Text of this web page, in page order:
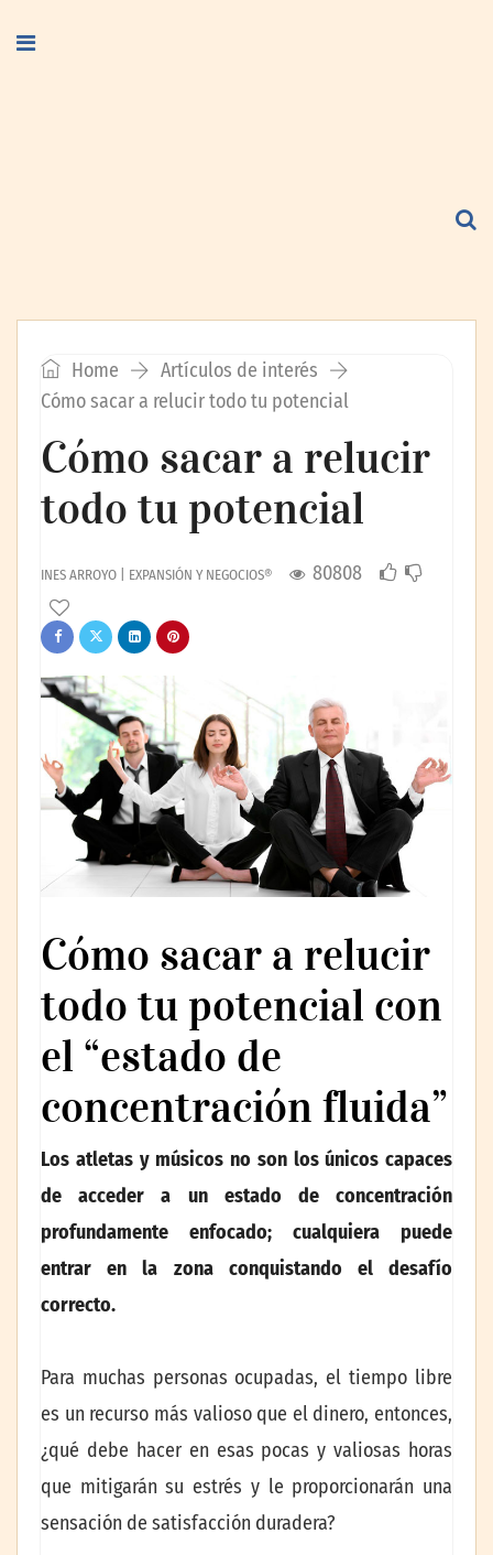
Home
Artículos de interés
Cómo sacar a relucir todo tu potencial
Cómo sacar a relucir
todo tu potencial
INES ARROYO | EXPANSIÓN Y NEGOCIOS® 80808
Cómo sacar a relucir
todo tu potencial con
el “estado de
concentración fluida”
Los atletas y músicos no son los únicos capaces
de acceder a un estado de concentración
profundamente enfocado; cualquiera puede
entrar en la zona conquistando el desafío
correcto.
Para muchas personas ocupadas, el tiempo libre
es un recurso más valioso que el dinero, entonces,
¿qué debe hacer en esas pocas y valiosas horas
que mitigarán su estrés y le proporcionarán una
sensación de satisfacción duradera?